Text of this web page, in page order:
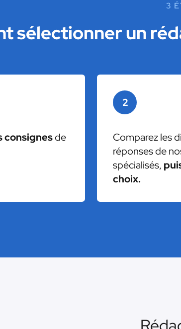
3
sélectionner un
consignesde
2
Comparez les
réponses de
spécialisés,
choix.